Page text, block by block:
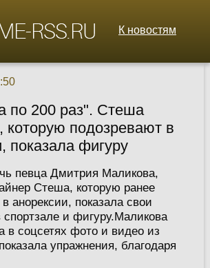
К новостям
по 200 раз". Стеша
которую подозревают в
показала фигуру
певца Дмитрия Маликова,
Стеша, которую ранее
анорексии, показала свои
спортзале и фигуру.Маликова
в соцсетях фото и видео из
упражнения, благодаря